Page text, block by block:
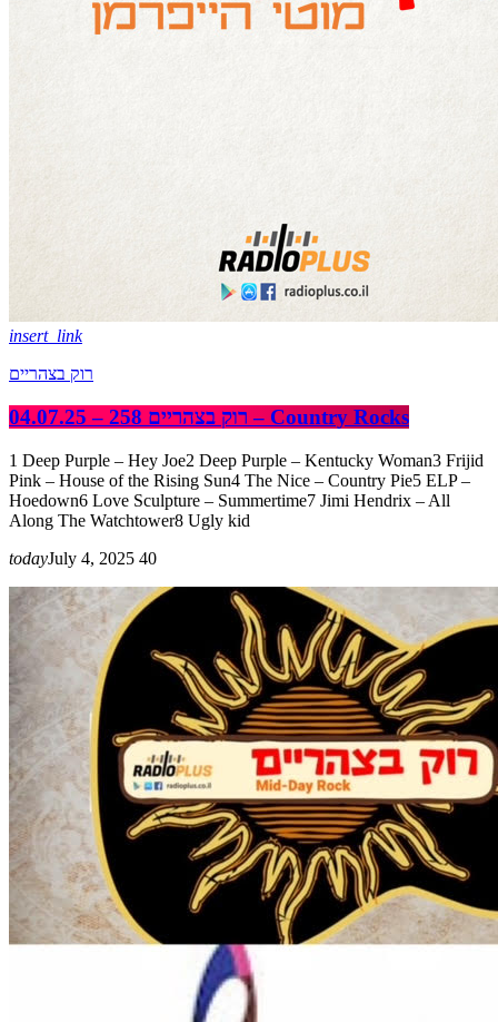
insert_link
רוק בצהריים
רוק בצהריים 258 – 04.07.25 – Country Rocks
1 Deep Purple – Hey Joe2 Deep Purple – Kentucky Woman3 Frijid
Pink – House of the Rising Sun4 The Nice – Country Pie5 ELP –
Hoedown6 Love Sculpture – Summertime7 Jimi Hendrix – All
Along The Watchtower8 Ugly kid
todayJuly 4, 2025 40